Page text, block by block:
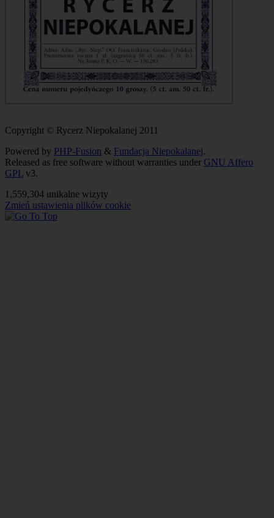
Copyright © Rycerz Niepokalanej 2011
Powered by PHP-Fusion & Fundacja Niepokalanej.
Released as free software without warranties under GNU Affero
GPL v3.
1,559,304 unikalne wizyty
Zmień ustawienia plików cookie